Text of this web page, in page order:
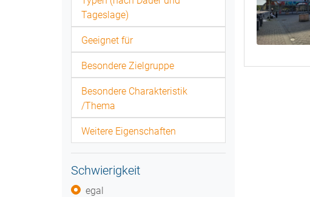
Tageslage)
Geeignet für
Besondere Zielgruppe
Besondere Charakteristik
/Thema
Weitere Eigenschaften
Schwierigkeit
egal